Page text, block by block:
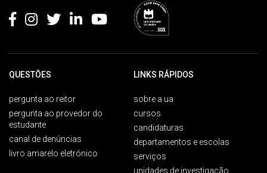
QUESTÕES
pergunta ao reitor
pergunta ao provedor do
estudante
canal de denúncias
livro amarelo eletrónico
LINKS RÁPIDOS
sobre a ua
cursos
candidaturas
departamentos e escolas
serviços
unidades de investigação